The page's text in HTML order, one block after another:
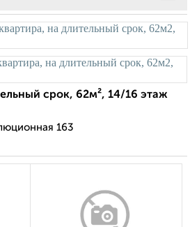
срок, 62м², 14/16 этаж
163